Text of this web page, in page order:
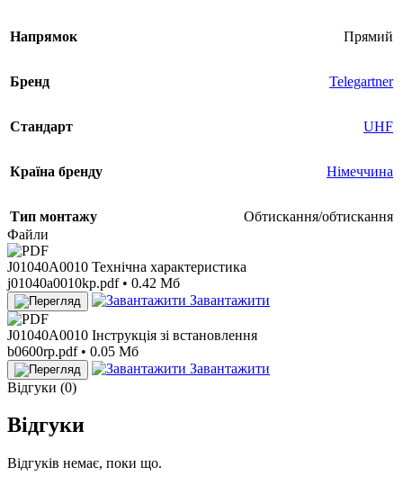
Напрямок Прямий
Бренд Telegartner
Стандарт UHF
Країна бренду Німеччина
Тип монтажу
Обтискання/обтискання
Файли
J01040A0010 Технічна характеристика
j01040a0010kp.pdf • 0.42 Мб
Завантажити
J01040A0010 Інструкція зі встановлення
b0600rp.pdf • 0.05 Мб
Завантажити
Відгуки (0)
Відгуки
Відгуків немає, поки що.